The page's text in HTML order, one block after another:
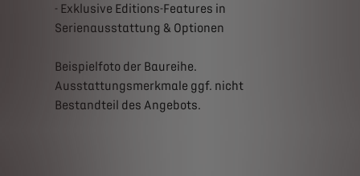
- Exklusive Editions-Features in
Serienausstattung & Optionen
Beispielfoto der Baureihe.
Ausstattungsmerkmale ggf. nicht
Bestandteil des Angebots.